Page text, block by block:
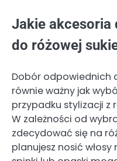
Jakie akcesoria
do różowej
Dobór odpowiednich
równie ważny jak
przypadku stylizacji z
W zależności od
zdecydować się na
planujesz nosić